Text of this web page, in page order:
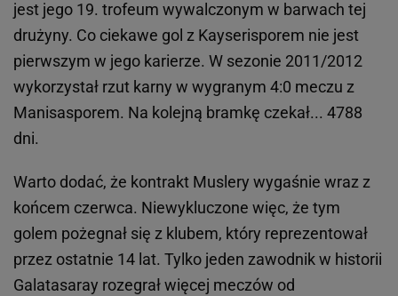
jest jego 19. trofeum wywalczonym w barwach tej
drużyny. Co ciekawe gol z Kayserisporem nie jest
pierwszym w jego karierze. W sezonie 2011/2012
wykorzystał rzut karny w wygranym 4:0 meczu z
Manisasporem. Na kolejną bramkę czekał... 4788
dni.
Warto dodać, że kontrakt Muslery wygaśnie wraz z
końcem czerwca. Niewykluczone więc, że tym
golem pożegnał się z klubem, który reprezentował
przez ostatnie 14 lat. Tylko jeden zawodnik w historii
Galatasaray rozegrał więcej meczów od